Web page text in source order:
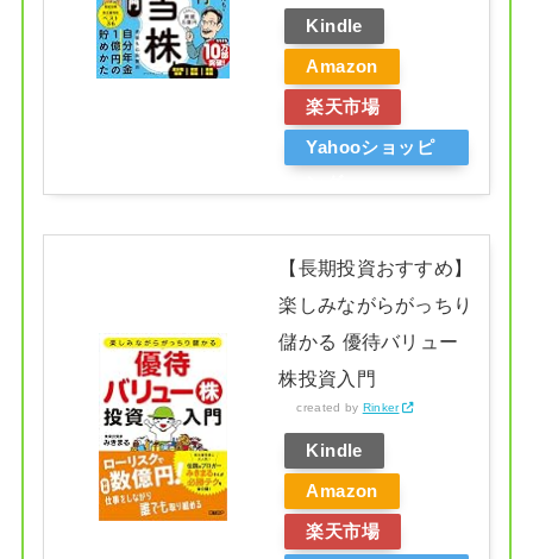
Kindle
Amazon
楽天市場
Yahooショッピ
【長期投資おすすめ】
楽しみながらがっちり
儲かる 優待バリュー
株投資入門
created by Rinker
Kindle
Amazon
楽天市場